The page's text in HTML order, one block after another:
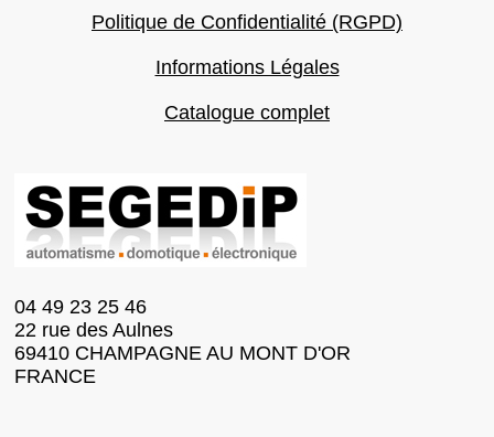
Politique de Confidentialité (RGPD)
Informations Légales
Catalogue complet
04 49 23 25 46
22 rue des Aulnes
69410 CHAMPAGNE AU MONT D'OR
FRANCE